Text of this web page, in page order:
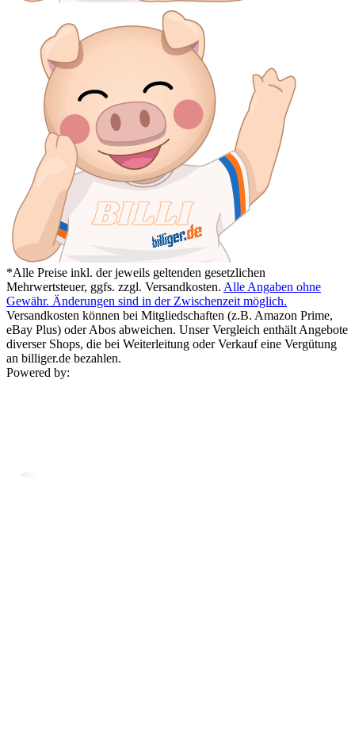
*Alle Preise inkl. der jeweils geltenden gesetzlichen
Mehrwertsteuer, ggfs. zzgl. Versandkosten. Alle Angaben ohne
Gewähr. Änderungen sind in der Zwischenzeit möglich.
Versandkosten können bei Mitgliedschaften (z.B. Amazon Prime,
eBay Plus) oder Abos abweichen. Unser Vergleich enthält Angebote
diverser Shops, die bei Weiterleitung oder Verkauf eine Vergütung
an billiger.de bezahlen.
Powered by: